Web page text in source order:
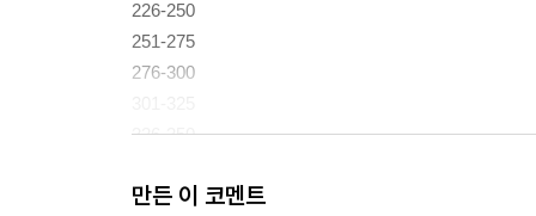
226-250
251-275
276-300
326-350
376-400
만든 이 코멘트